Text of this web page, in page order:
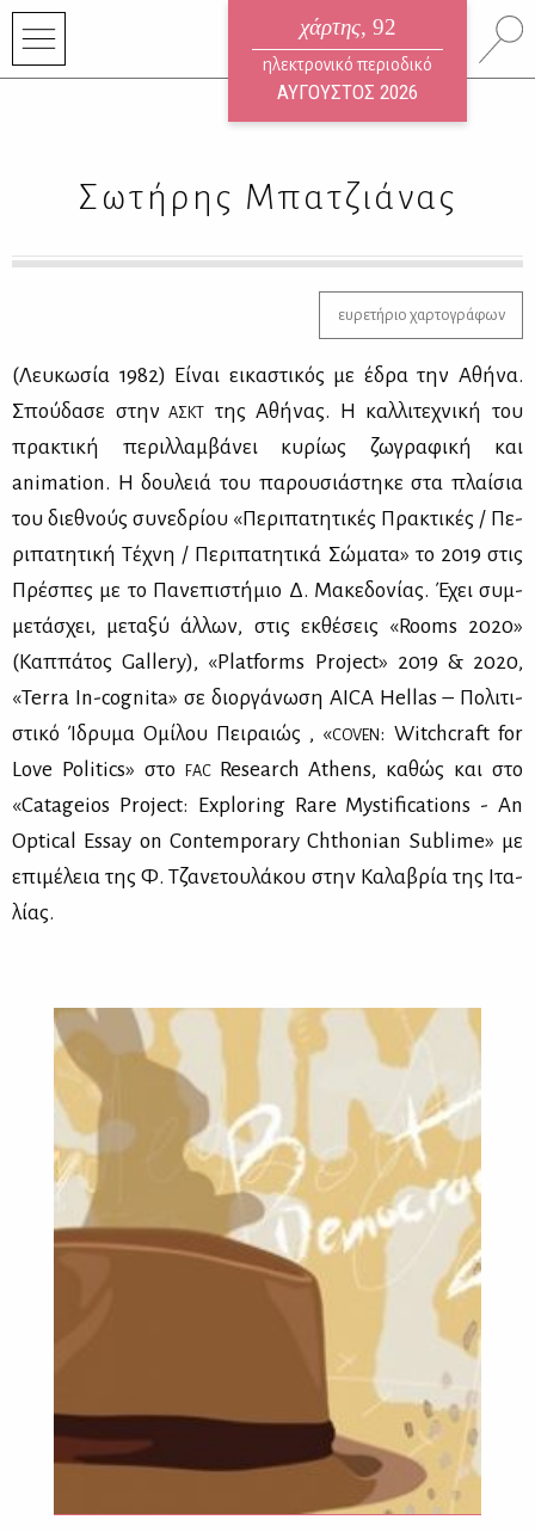
χάρτης, 92
ηλεκτρονικό περιοδικό
ΑΥΓΟΥΣΤΟΣ 2026
Σωτήρης Μπατζιάνας
ευρετήριο χαρτογράφων
(Λευ­κω­σία 1982) Εί­ναι ει­κα­στι­κός με έδρα την Αθή­να.
Σπού­δα­σε στην ΑΣΚΤ της Αθή­νας. Η καλ­λι­τε­χνι­κή του
πρα­κτι­κή πε­ριλ­λαμ­βά­νει κυ­ρί­ως ζω­γρα­φι­κή και
animation. Η δου­λειά του πα­ρου­σιά­στη­κε στα πλαί­σια
του διε­θνούς συ­νε­δρί­ου «Πε­ρι­πα­τη­τι­κές Πρα­κτι­κές / Πε­
ρι­πα­τη­τι­κή Τέ­χνη / Πε­ρι­πα­τη­τι­κά Σώ­μα­τα» το 2019 στις
Πρέ­σπες με το Πα­νε­πι­στή­μιο Δ. Μα­κε­δο­νί­ας. Έχει συμ­
με­τά­σχει, με­τα­ξύ άλ­λων, στις εκ­θέ­σεις «Rooms 2020»
(Καπ­πά­τος Gallery), «Platforms Project» 2019 & 2020,
«Terra In-cognita» σε διορ­γά­νω­ση AICA Hellas – Πο­λι­τι­
στι­κό Ίδρυ­μα Ομί­λου Πει­ραιώς , «COVEN : Witchcraft for
Love Politics» στο
FAC
Research Athens, κα­θώς και στο
«Catageios Project: Exploring Rare Mystifications - An
Optical Essay on Contemporary Chthonian Sublime» με
επι­μέ­λεια της Φ. Τζα­νε­του­λά­κου στην Κα­λα­βρία της Ιτα­
λί­ας.